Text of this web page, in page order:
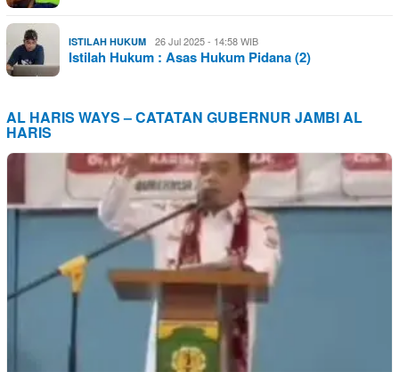
ISTILAH HUKUM 26 Jul 2025 - 14:58 WIB
Istilah Hukum : Asas Hukum Pidana (2)
AL HARIS WAYS – CATATAN GUBERNUR JAMBI AL
HARIS